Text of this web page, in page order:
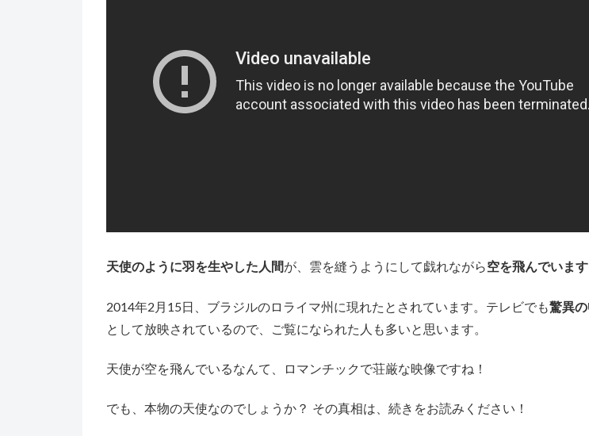
天使のように羽を生やした人間が、雲を縫うようにして戯れながら空を飛んでいます
2014年2月15日、ブラジルのロライマ州に現れたとされています。テレビでも驚異
として放映されているので、ご覧になられた人も多いと思います。
天使が空を飛んでいるなんて、ロマンチックで荘厳な映像ですね！
でも、本物の天使なのでしょうか？ その真相は、続きをお読みください！